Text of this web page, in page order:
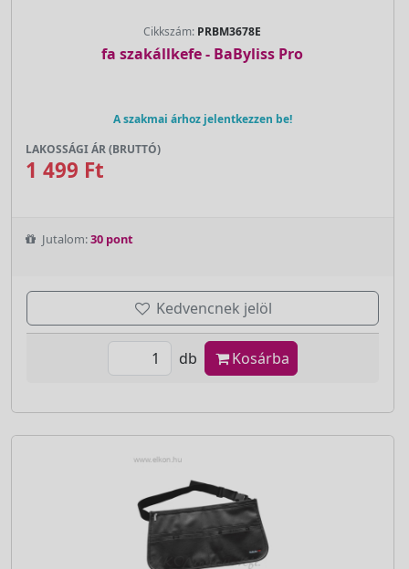
Cikkszám: PRBM3678E
fa szakállkefe - BaByliss Pro
A szakmai árhoz jelentkezzen be!
LAKOSSÁGI ÁR (BRUTTÓ)
1 499 Ft
Jutalom:30 pont
Kedvencnek jelöl
db Kosárba